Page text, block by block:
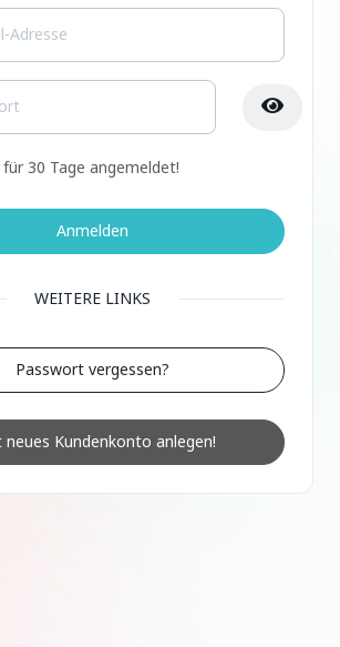
30 Tage angemeldet!
Anmelden
WEITERE LINKS
Passwort vergessen?
neues Kundenkonto anlegen!